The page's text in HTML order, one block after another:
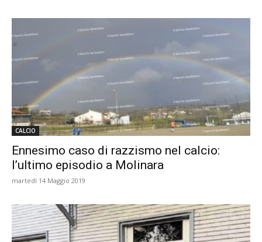
CALCIO
Ennesimo caso di razzismo nel calcio:
l’ultimo episodio a Molinara
martedì 14 Maggio 2019